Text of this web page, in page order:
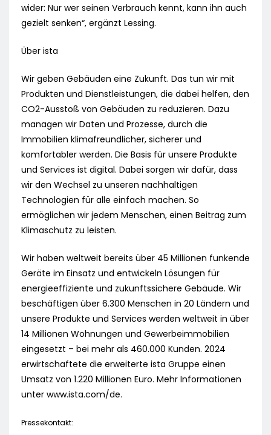
wider: Nur wer seinen Verbrauch kennt, kann ihn auch
gezielt senken“, ergänzt Lessing.
Über ista
Wir geben Gebäuden eine Zukunft. Das tun wir mit
Produkten und Dienstleistungen, die dabei helfen, den
CO2-Ausstoß von Gebäuden zu reduzieren. Dazu
managen wir Daten und Prozesse, durch die
Immobilien klimafreundlicher, sicherer und
komfortabler werden. Die Basis für unsere Produkte
und Services ist digital. Dabei sorgen wir dafür, dass
wir den Wechsel zu unseren nachhaltigen
Technologien für alle einfach machen. So
ermöglichen wir jedem Menschen, einen Beitrag zum
Klimaschutz zu leisten.
Wir haben weltweit bereits über 45 Millionen funkende
Geräte im Einsatz und entwickeln Lösungen für
energieeffiziente und zukunftssichere Gebäude. Wir
beschäftigen über 6.300 Menschen in 20 Ländern und
unsere Produkte und Services werden weltweit in über
14 Millionen Wohnungen und Gewerbeimmobilien
eingesetzt – bei mehr als 460.000 Kunden. 2024
erwirtschaftete die erweiterte ista Gruppe einen
Umsatz von 1.220 Millionen Euro. Mehr Informationen
unter www.ista.com/de.
Pressekontakt: